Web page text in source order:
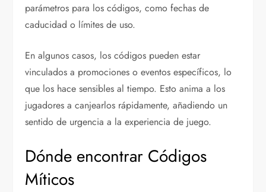
parámetros para los códigos, como fechas de
caducidad o límites de uso.
En algunos casos, los códigos pueden estar
vinculados a promociones o eventos específicos, lo
que los hace sensibles al tiempo. Esto anima a los
jugadores a canjearlos rápidamente, añadiendo un
sentido de urgencia a la experiencia de juego.
Dónde encontrar Códigos
Míticos